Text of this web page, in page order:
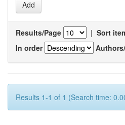
Results/Page | Sort
In order
Results 1-1 of 1 (Search time: